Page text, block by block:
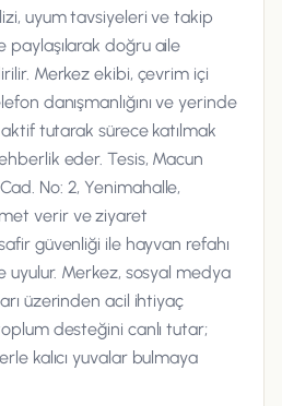
uyum tavsiyeleri ve takip
paylaşılarak doğru aile
Merkez ekibi, çevrim içi
danışmanlığını ve yerinde
tutarak sürece katılmak
eder. Tesis, Macun
No: 2, Yenimahalle,
verir ve ziyaret
güvenliği ile hayvan refahı
uyulur. Merkez, sosyal medya
üzerinden acil ihtiyaç
desteğini canlı tutar;
kalıcı yuvalar bulmaya